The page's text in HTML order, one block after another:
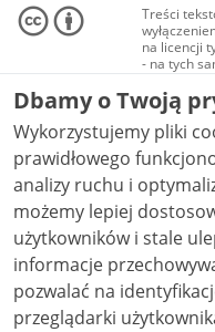
Treści
na licencji
- na tych
Materiały
audio i
Creative
NC-ND
Dbamy o Twoją
Wykorzystujemy pliki
prawidłowego
analizy ruchu i optymalizacji
możemy lepiej
użytkowników i stale ulepszać
informacje
pozwalać na
przeglądarki